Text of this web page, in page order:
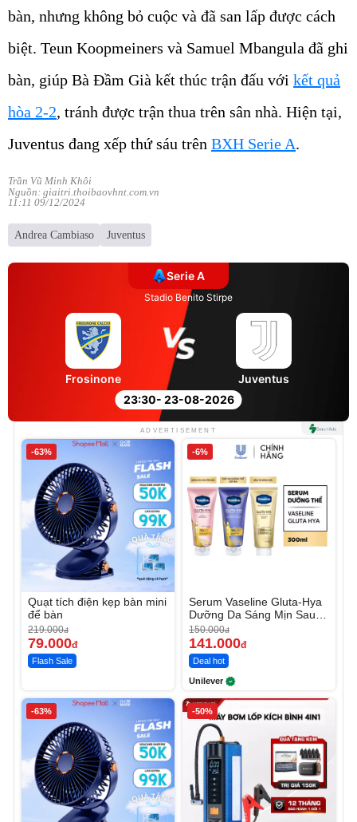
bàn, nhưng không bỏ cuộc và đã san lấp được cách
biệt. Teun Koopmeiners và Samuel Mbangula đã ghi
bàn, giúp Bà Đầm Già kết thúc trận đấu với kết quả
hòa 2-2, tránh được trận thua trên sân nhà. Hiện tại,
Juventus đang xếp thứ sáu trên BXH Serie A.
Trần Vũ Minh Khôi
Nguồn: giaitri.thoibaovhnt.com.vn
11:11 09/12/2024
Andrea Cambiaso Juventus
Serie A
Stadio Benito Stirpe
23:30- 23-08-2026
Frosinone Juventus
ADVERTISEMENT
-63%
Quạt tích điện kẹp bàn mini
để bàn
219.000đ
79.000đ
Flash Sale
-6%
Serum Vaseline Gluta-Hya
Dưỡng Da Sáng Mịn Sau 7
Ngày
150.000đ
141.000đ
Deal hot
Unilever
-63% -50%